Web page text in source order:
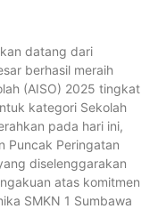
datang dari
berhasil meraih
(AISO) 2025 tingkat
kategori Sekolah
pada hari ini,
Puncak Peringatan
diselenggarakan
atas komitmen
SMKN 1 Sumbawa